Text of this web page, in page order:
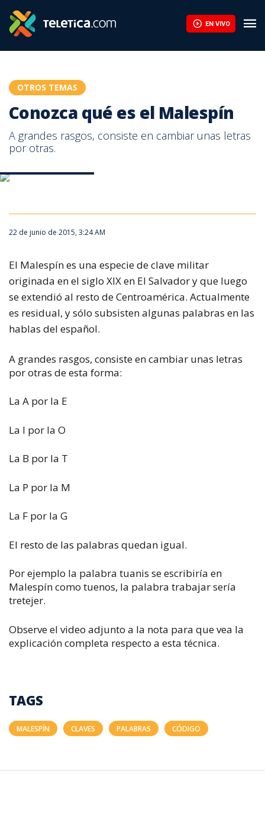
EN VIVO
OTROS TEMAS
Conozca qué es el Malespín
A grandes rasgos, consiste en cambiar unas letras
por otras.
22 de junio de 2015, 3:24 AM
El Malespín es una especie de clave militar
originada en el siglo XIX en El Salvador y que luego
se extendió al resto de Centroamérica. Actualmente
es residual, y sólo subsisten algunas palabras en las
hablas del español.
A grandes rasgos, consiste en cambiar unas letras
por otras de esta forma:
La A por la E
La I por la O
La B por la T
La P por la M
La F por la G
El resto de las palabras quedan igual.
Por ejemplo la palabra tuanis se escribiría en
Malespín como tuenos, la palabra trabajar sería
tretejer.
Observe el video adjunto a la nota para que vea la
explicación completa respecto a esta técnica.
TAGS
MALESPÍN CLAVES PALABRAS CÓDIGO